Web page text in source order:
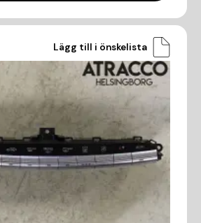
Lägg till i önskelista